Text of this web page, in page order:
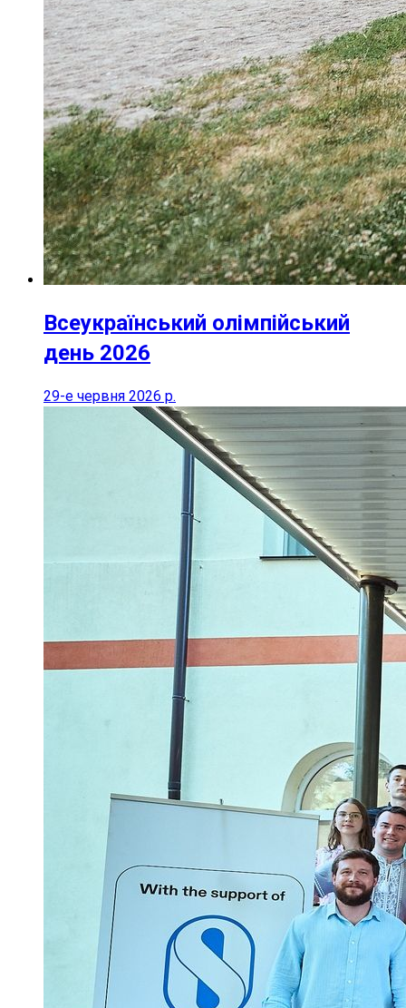
Всеукраїнський олімпійський
день 2026
29-е червня 2026 р.